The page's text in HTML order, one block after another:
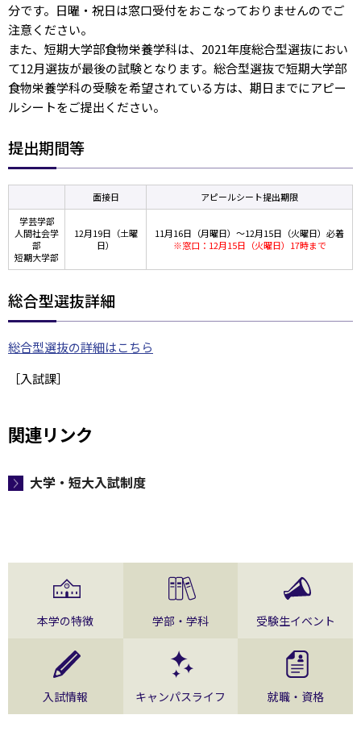
分です。日曜・祝日は窓口受付をおこなっておりませんのでご
注意ください。
また、短期大学部食物栄養学科は、2021年度総合型選抜におい
て12月選抜が最後の試験となります。総合型選抜で短期大学部
食物栄養学科の受験を希望されている方は、期日までにアピー
ルシートをご提出ください。
提出期間等
面接日
アピールシート提出期限
学芸学部
人間社会学
部
短期大学部
12月19日（土曜
日）
11月16日（月曜日）～12月15日（火曜日）必着
※窓口：12月15日（火曜日）17時まで
総合型選抜詳細
総合型選抜の詳細はこちら
［入試課］
関連リンク
大学・短大入試制度
本学の特徴 学部・学科 受験生イベント
入試情報 キャンパスライフ 就職・資格